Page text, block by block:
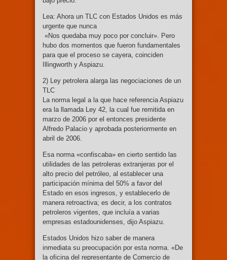
Lea: Ahora un TLC con Estados Unidos es más
urgente que nunca
«Nos quedaba muy poco por concluir». Pero
hubo dos momentos que fueron fundamentales
para que el proceso se cayera, coinciden
Illingworth y Aspiazu.
2) Ley petrolera alarga las negociaciones de un
TLC
La norma legal a la que hace referencia Aspiazu
era la llamada Ley 42, la cual fue remitida en
marzo de 2006 por el entonces presidente
Alfredo Palacio y aprobada posteriormente en
abril de 2006.
Esa norma «confiscaba» en cierto sentido las
utilidades de las petroleras extranjeras por el
alto precio del petróleo, al establecer una
participación mínima del 50% a favor del
Estado en esos ingresos, y establecerlo de
manera retroactiva; es decir, a los contratos
petroleros vigentes, que incluía a varias
empresas estadounidenses, dijo Aspiazu.
Estados Unidos hizo saber de manera
inmediata su preocupación por esta norma. «De
la oficina del representante de Comercio de